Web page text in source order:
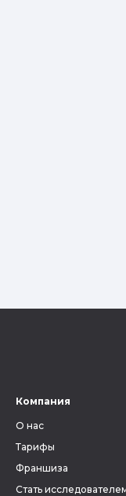
Компания
О нас
Тарифы
Франшиза
Стать